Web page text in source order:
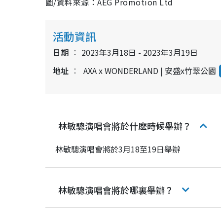
活動資訊
日期
2023年3月18日 - 2023年3月19日
地址
AXA x WONDERLAND | 安盛x竹翠公園
林敏驄演唱會將於什麽時候舉辦？
林敏驄演唱會將於3月18至19日舉辦
林敏驄演唱會將於哪裏舉辦？